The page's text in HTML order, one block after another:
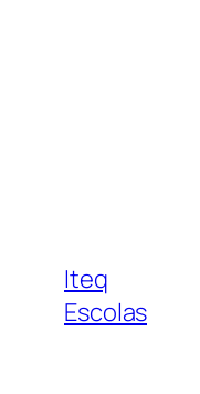
Iteq
Escolas